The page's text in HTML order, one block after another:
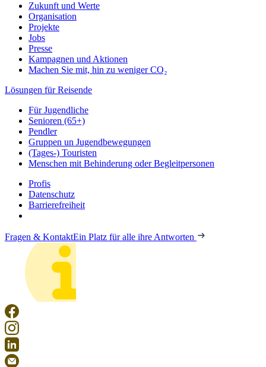
Zukunft und Werte
Organisation
Projekte
Jobs
Presse
Kampagnen und Aktionen
Machen Sie mit, hin zu weniger CO₂
Lösungen für Reisende
Für Jugendliche
Senioren (65+)
Pendler
Gruppen un Jugendbewegungen
(Tages-) Touristen
Menschen mit Behinderung oder Begleitpersonen
Profis
Datenschutz
Barrierefreiheit
Fragen & KontaktEin Platz für alle ihre Antworten